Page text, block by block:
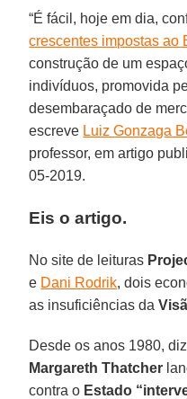
“É fácil, hoje em dia,
crescentes impostas ao
construção de um
indivíduos, promovida
desembaraçado de
escreve Luiz Gonzaga
professor, em artigo
05-2019.
Eis o artigo.
No site de leituras
e Dani Rodrik, dois
as insuficiências da
Desde os anos 1980,
Margareth Thatcher
contra o Estado